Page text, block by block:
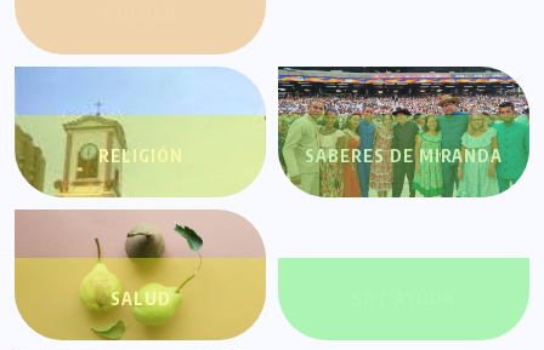
RELIGIÓN SABERES DE MIRANDA
SALUD